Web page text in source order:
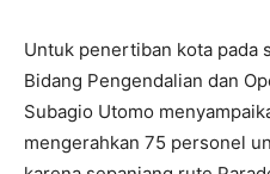
Untuk penertiban kota pada
Bidang Pengendalian dan
Subagio Utomo
mengerahkan 75 personel